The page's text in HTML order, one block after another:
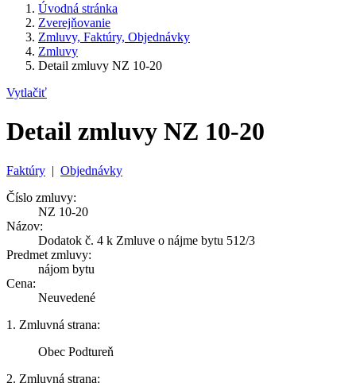
Úvodná stránka
Zverejňovanie
Zmluvy, Faktúry, Objednávky
Zmluvy
Detail zmluvy NZ 10-20
Vytlačiť
Detail zmluvy NZ 10-20
Faktúry | Objednávky
Číslo zmluvy:
NZ 10-20
Názov:
Dodatok č. 4 k Zmluve o nájme bytu 512/3
Predmet zmluvy:
nájom bytu
Cena:
Neuvedené
1. Zmluvná strana:
Obec Podtureň
2. Zmluvná strana: